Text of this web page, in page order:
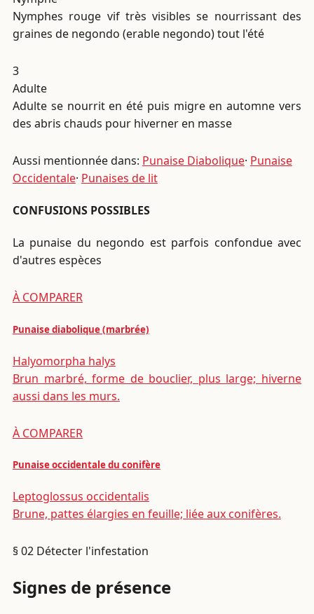
Nymphes rouge vif très visibles se nourrissant des
graines de negondo (erable negondo) tout l'été
3
Adulte
Adulte se nourrit en été puis migre en automne vers
des abris chauds pour hiverner en masse
Aussi mentionnée dans: Punaise Diabolique· Punaise
Occidentale· Punaises de lit
CONFUSIONS POSSIBLES
La punaise du negondo est parfois confondue avec
d'autres espèces
À COMPARER
Punaise diabolique (marbrée)
Halyomorpha halys
Brun marbré, forme de bouclier, plus large; hiverne
aussi dans les murs.
À COMPARER
Punaise occidentale du conifère
Leptoglossus occidentalis
Brune, pattes élargies en feuille; liée aux conifères.
§ 02 Détecter l'infestation
Signes de présence